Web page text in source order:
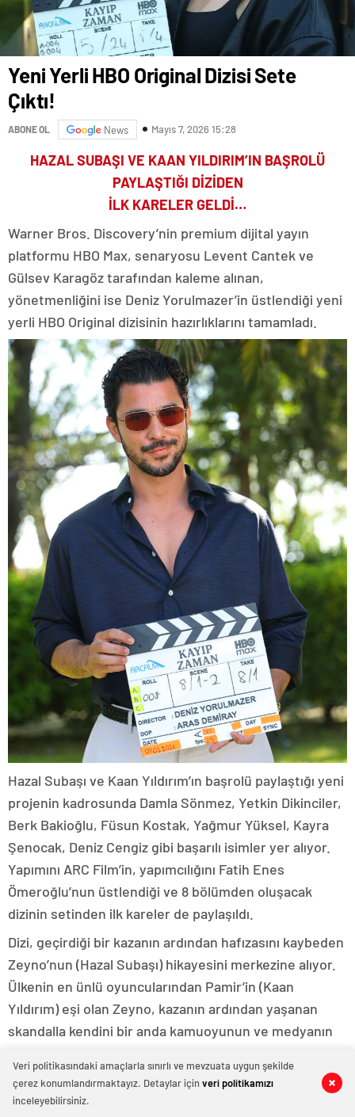
0 0
0 0
0 0
0 0
0 0
0 0
Yeni Yerli HBO Original Dizisi Sete
Çıktı!
ABONE OL News Mayıs 7, 2026 15:28
0 0
HAZAL SUBAŞI VE KAAN YILDIRIM’IN BAŞROLÜ
PAYLAŞTIĞI DİZİDEN
İLK KARELER GELDİ…
Warner Bros. Discovery’nin premium dijital yayın
platformu HBO Max, senaryosu Levent Cantek ve
Gülsev Karagöz tarafından kaleme alınan,
yönetmenliğini ise Deniz Yorulmazer’in üstlendiği yeni
yerli HBO Original dizisinin hazırlıklarını tamamladı.
Hazal Subaşı ve Kaan Yıldırım’ın başrolü paylaştığı yeni
projenin kadrosunda Damla Sönmez, Yetkin Dikinciler,
Berk Bakioğlu, Füsun Kostak, Yağmur Yüksel, Kayra
Şenocak, Deniz Cengiz gibi başarılı isimler yer alıyor.
Yapımını ARC Film’in, yapımcılığını Fatih Enes
Ömeroğlu’nun üstlendiği ve 8 bölümden oluşacak
dizinin setinden ilk kareler de paylaşıldı.
Dizi, geçirdiği bir kazanın ardından hafızasını kaybeden
Zeyno’nun (Hazal Subaşı) hikayesini merkezine alıyor.
Ülkenin en ünlü oyuncularından Pamir’in (Kaan
Yıldırım) eşi olan Zeyno, kazanın ardından yaşanan
skandalla kendini bir anda kamuoyunun ve medyanın
Dizi ele aldığı ilişkiler, güç dengeleri ve görünmeyen
bağlar ile izleyicilere temposu giderek artan etkileyici
0 0
Veri politikasındaki amaçlarla sınırlı ve mevzuata uygun şekilde
çerez konumlandırmaktayız. Detaylar içinveri politikamızı
inceleyebilirsiniz.